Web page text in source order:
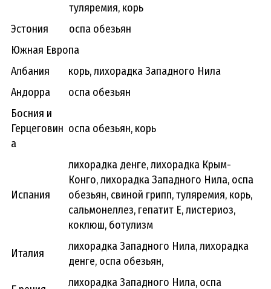
туляремия, корь
Эстония
оспа обезьян
Южная Европа
Албания
корь, лихорадка Западного Нила
Андорра
оспа обезьян
Босния и
Герцеговин
а
оспа обезьян, корь
Испания
лихорадка денге, лихорадка Крым-
Конго, лихорадка Западного Нила, оспа
обезьян, свиной грипп, туляремия, корь,
сальмонеллез, гепатит Е, листериоз,
коклюш, ботулизм
Италия
лихорадка Западного Нила, лихорадка
денге, оспа обезьян,
лихорадка Западного Нила, оспа